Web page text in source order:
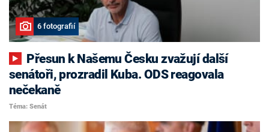
6 fotografií
senátoři, prozradil Kuba. ODS reagovala
nečekaně
Téma: Senát